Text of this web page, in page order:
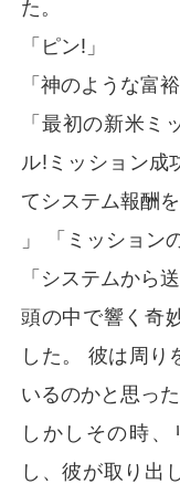
た。
「ピン!」
「神のような富
「最初の新米ミ
ル!ミッション成
てシステム報酬
」 「ミッション
「システムから
頭の中で響く奇
した。 彼は周り
いるのかと思った
しかしその時
し、彼が取り出